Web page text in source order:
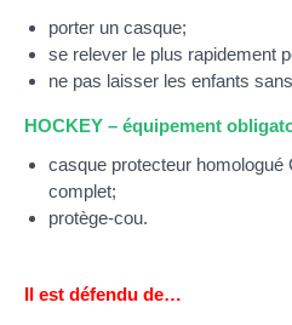
porter un casque;
se relever le plus rapidement
ne pas laisser les enfants
HOCKEY – équipement
casque protecteur
complet;
protège-cou.
Il est défendu de…